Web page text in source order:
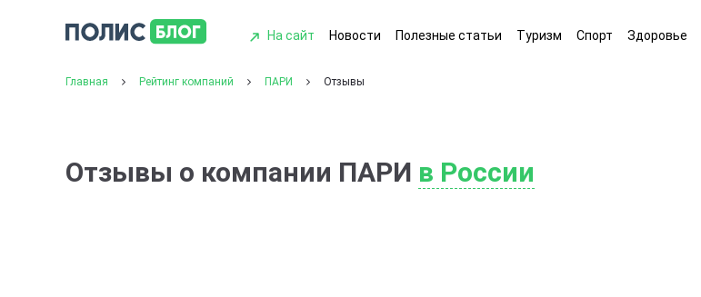
На сайт Новости Полезные статьи Туризм Спорт Здоровье
Главная Рейтинг компаний ПАРИ Отзывы
Отзывы о компании ПАРИ в России